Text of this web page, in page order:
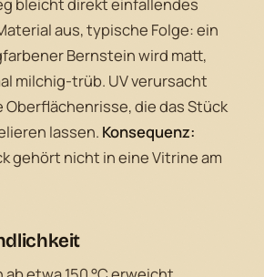
aus, typische Folge: ein
Bernstein wird matt,
milchig-trüb. UV verursacht
die das Stück
lassen. Konsequenz:
gehört nicht in eine Vitrine am